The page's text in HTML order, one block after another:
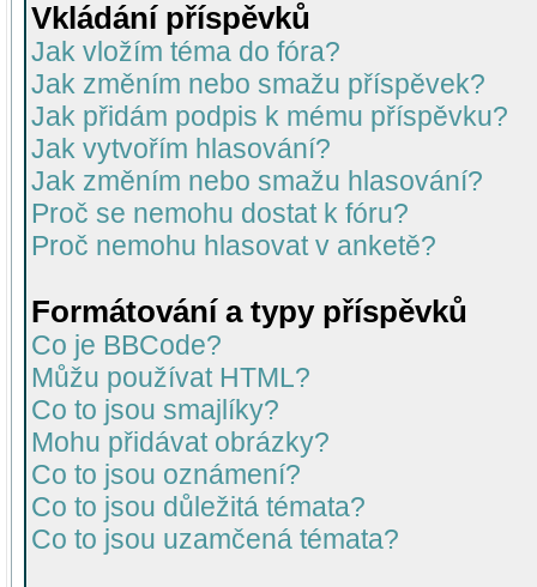
Vkládání příspěvků
Jak vložím téma do fóra?
Jak změním nebo smažu příspěvek?
Jak přidám podpis k mému příspěvku?
Jak vytvořím hlasování?
Jak změním nebo smažu hlasování?
Proč se nemohu dostat k fóru?
Proč nemohu hlasovat v anketě?
Formátování a typy příspěvků
Co je BBCode?
Můžu používat HTML?
Co to jsou smajlíky?
Mohu přidávat obrázky?
Co to jsou oznámení?
Co to jsou důležitá témata?
Co to jsou uzamčená témata?